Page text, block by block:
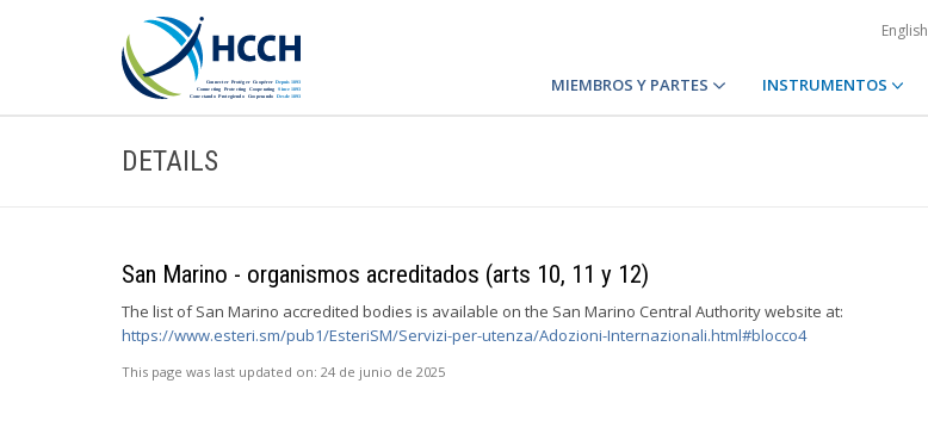
English
MIEMBROS Y PARTES INSTRUMENTOS
DETAILS
San Marino - organismos acreditados (arts 10, 11 y 12)
The list of San Marino accredited bodies is available on the San Marino Central Authority website at:
https://www.esteri.sm/pub1/EsteriSM/Servizi-per-utenza/Adozioni-Internazionali.html#blocco4
This page was last updated on: 24 de junio de 2025